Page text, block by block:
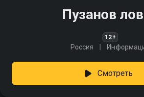
Пузанов
12+
Россия
Смотреть